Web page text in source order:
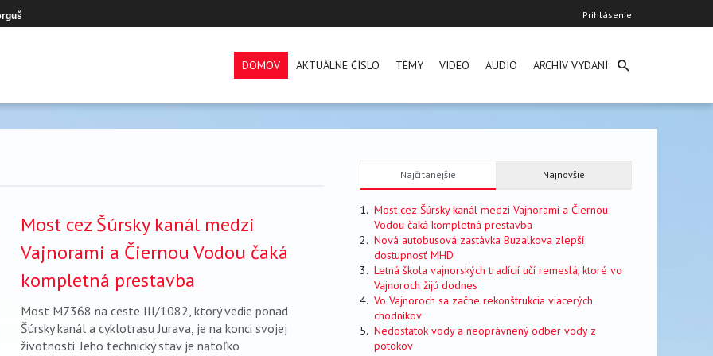
User
account
Prihlásenie
DOMOV AKTUÁLNE ČÍSLO TÉMY VIDEO AUDIO ARCHÍV VYDANÍ
Most cez Šúrsky kanál medzi
Vajnorami a Čiernou Vodou čaká
kompletná prestavba
Most M7368 na ceste III/1082, ktorý vedie ponad
Šúrsky kanál a cyklotrasu Jurava, je na konci svojej
životnosti. Jeho technický stav je natoľko
Najčítanejšie Najnovšie
Most cez Šúrsky kanál medzi Vajnorami a Čiernou
Vodou čaká kompletná prestavba
Nová autobusová zastávka Buzalkova zlepší
dostupnosť MHD
Letná škola vajnorských tradícií učí remeslá, ktoré vo
Vajnoroch žijú dodnes
Vo Vajnoroch sa začne rekonštrukcia viacerých
chodníkov
Nedostatok vody a neoprávnený odber vody z
potokov